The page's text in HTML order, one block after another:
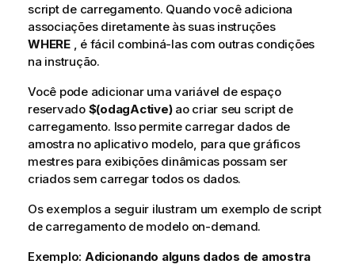
script de carregamento. Quando você adiciona
associações diretamente às suas instruções
WHERE, é fácil combiná-las com outras condições
na instrução.
Você pode adicionar uma variável de espaço
reservado $(odagActive)ao criar seu script de
carregamento. Isso permite carregar dados de
amostra no aplicativo modelo, para que gráficos
mestres para exibições dinâmicas possam ser
criados sem carregar todos os dados.
Os exemplos a seguir ilustram um exemplo de script
de carregamento de modelo on-demand.
Exemplo: Adicionando alguns dados de amostra